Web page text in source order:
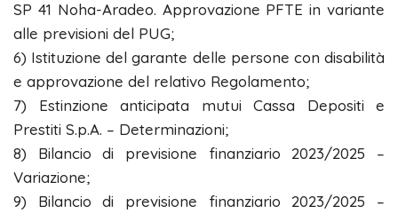
SP 41 Noha-Aradeo. Approvazione PFTE in variante
alle previsioni del PUG;
6) Istituzione del garante delle persone con disabilità
e approvazione del relativo Regolamento;
7) Estinzione anticipata mutui Cassa Depositi e
Prestiti S.p.A. – Determinazioni;
8) Bilancio di previsione finanziario 2023/2025 –
Variazione;
9) Bilancio di previsione finanziario 2023/2025 –